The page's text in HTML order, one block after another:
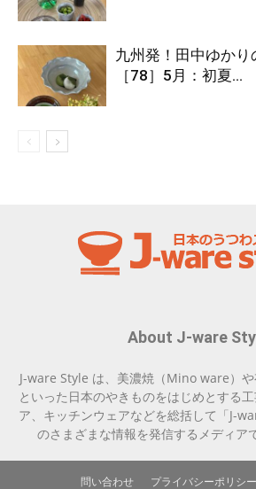
九州発！田中ゆか
［78］5月：初夏...
About J-ware
J-ware Style は、美濃焼（Mino ware）や
といった日本のやきものをはじめとする
ア、キッチンウェアなどを総括して「J-
のさまざまな情報を発信するメディア
問い合わせ プライバシーポリシー